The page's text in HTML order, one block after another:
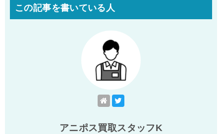
この記事を書いている人
アニポス買取スタッフK